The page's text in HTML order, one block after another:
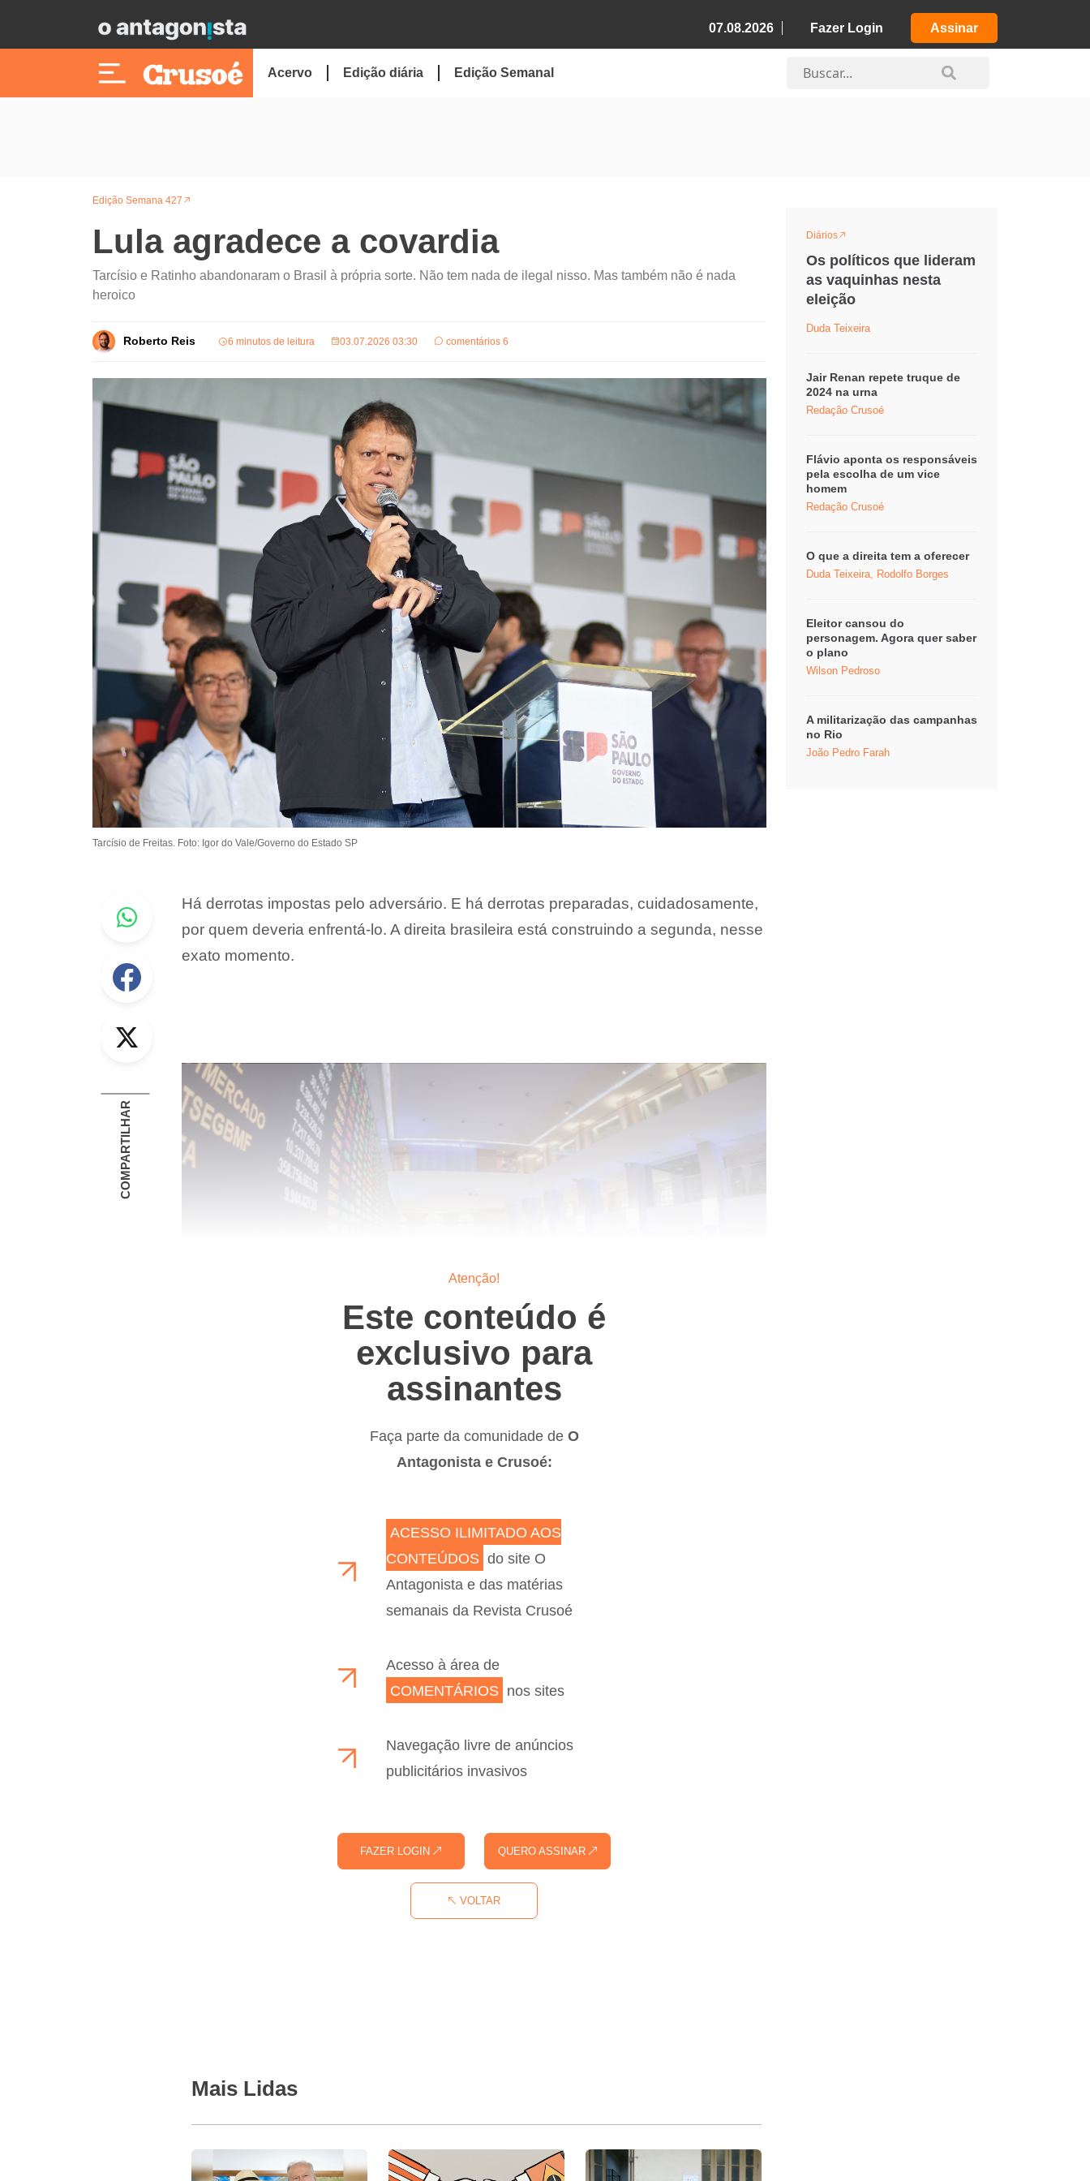
07.08.2026 Fazer Login Assinar
Acervo Edição diária Edição Semanal
Edição Semana 427
Lula agradece a covardia
Tarcísio e Ratinho abandonaram o Brasil à própria sorte. Não tem nada de ilegal nisso. Mas também não é nada
heroico
Roberto Reis 6 minutos de leitura 03.07.2026 03:30 comentários 6
Tarcísio de Freitas. Foto: Igor do Vale/Governo do Estado SP
Whastapp
Facebook
COMPARTILHAR
Atenção!
Este conteúdo é
exclusivo para
assinantes
Faça parte da comunidade de O
Antagonista e Crusoé:
ACESSO ILIMITADO AOS
CONTEÚDOS do site O
Antagonista e das matérias
semanais da Revista Crusoé
Acesso à área de
COMENTÁRIOS nos sites
Navegação livre de anúncios
publicitários invasivos
FAZER LOGIN QUERO ASSINAR
VOLTAR
Há derrotas impostas pelo adversário. E há derrotas preparadas, cuidadosamente,
por quem deveria enfrentá-lo. A direita brasileira está construindo a segunda, nesse
exato momento.
Diários
Os políticos que lideram
as vaquinhas nesta
eleição
Duda Teixeira
Jair Renan repete truque de
2024 na urna
Redação Crusoé
Flávio aponta os responsáveis
pela escolha de um vice
homem
Redação Crusoé
O que a direita tem a oferecer
Duda Teixeira, Rodolfo Borges
Eleitor cansou do
personagem. Agora quer saber
o plano
Wilson Pedroso
A militarização das campanhas
no Rio
João Pedro Farah
Mais Lidas